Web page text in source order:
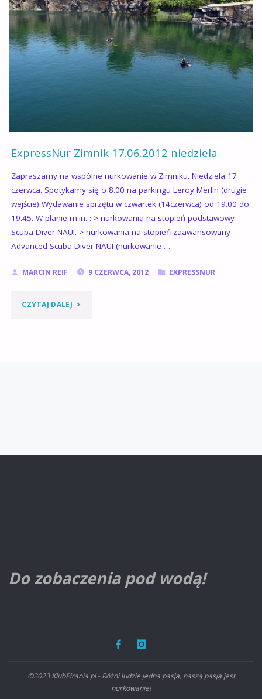
ExpressNur Zimnik 17.06.2012 niedziela
Zapraszamy na wspólne nurkowanie w Zimniku. Niedziela 17
czerwca. Spotykamy się o 8.00 na parkingu Leroy Merlin (drugie
wejście) Wydawanie sprzętu w czwartek (14czerwca) od 19.00 do
19.45. W planie m.in. : > nurkowania na stopień podstawowy
Scuba Diver NAUI. > nurkowania na stopień zaawansowany
Advanced Scuba Diver NAUI (nurkowanie …
MARCIN REIF 9 CZERWCA, 2012 EXPRESSNUR
CZYTAJ DALEJ"EXPRESSNUR
Do zobaczenia pod wodą!
©2023 KlubPirania.pl - Różni ludzie jedna pasja, naszą pasją jest
nurkowanie!